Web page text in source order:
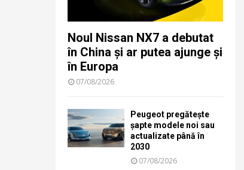
Noul Nissan NX7 a debutat
în China și ar putea ajunge și
în Europa
07/08/2026
Peugeot pregătește
șapte modele noi sau
actualizate până în
2030
07/08/2026